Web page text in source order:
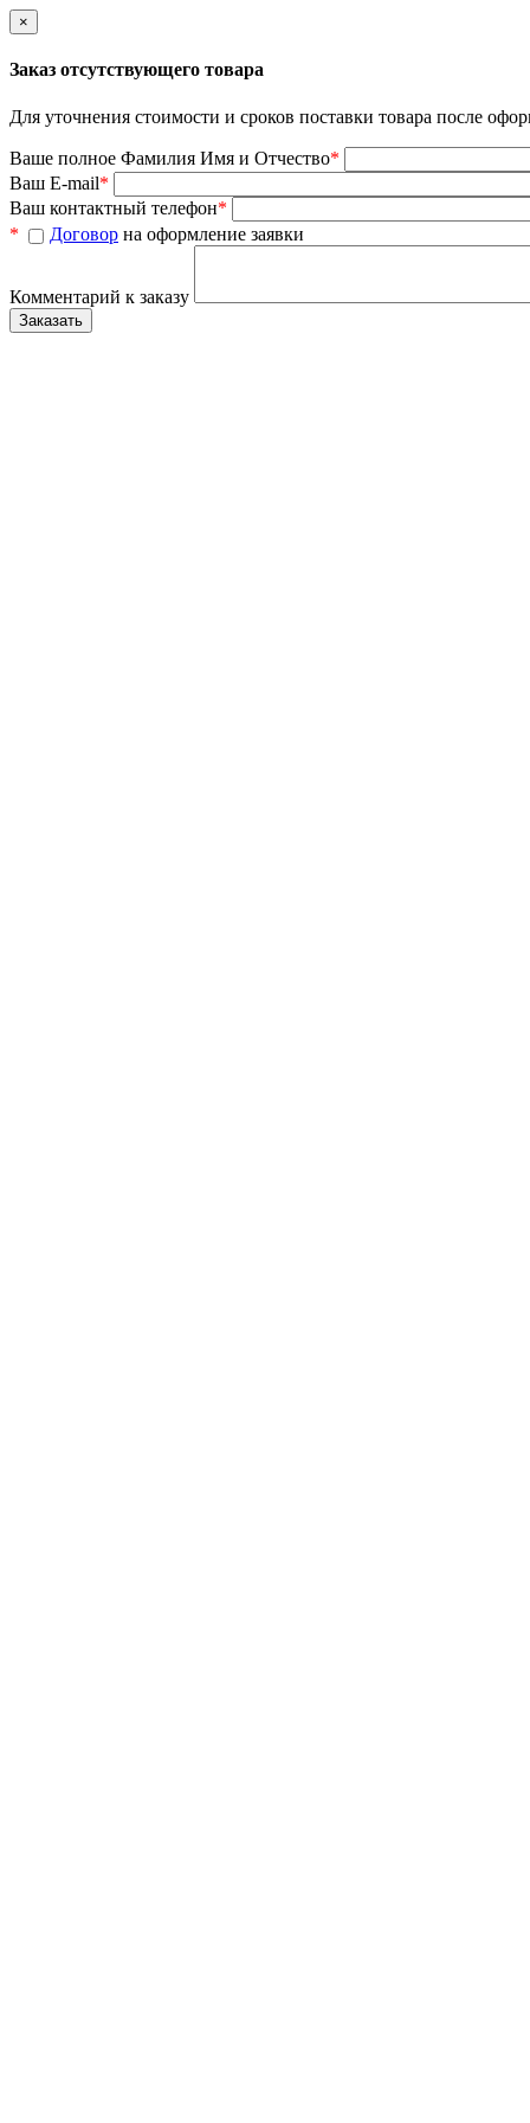
×
Заказ отсутствующего товара
Для уточнения стоимости и сроков поставки товара после
Ваше полное Фамилия Имя и Отчество*
Ваш E-mail*
Ваш контактный телефон*
*
Договор на оформление заявки
Комментарий к заказу